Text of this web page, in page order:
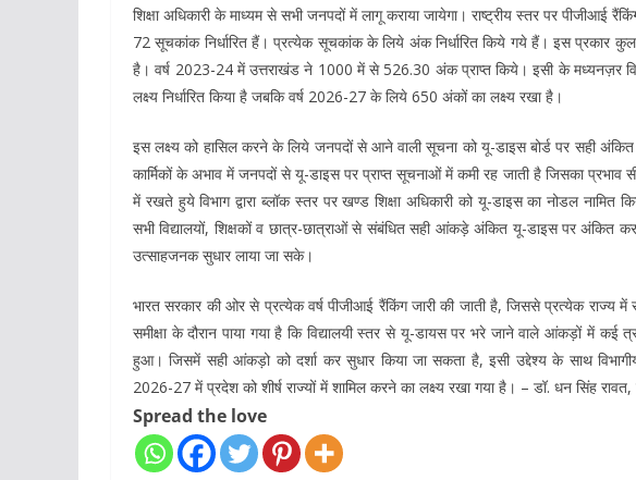
शिक्षा अधिकारी के माध्यम से सभी जनपदों में लागू कराया जायेगा। राष्ट्रीय स्तर पर
72 सूचकांक निर्धारित हैं। प्रत्येक सूचकांक के लिये अंक निर्धारित किये गये हैं। इस प्रकार कुल
है। वर्ष 2023-24 में उत्तराखंड ने 1000 में से 526.30 अंक प्राप्त किये। इसी के मध्यनज़र
लक्ष्य निर्धारित किया है जबकि वर्ष 2026-27 के लिये 650 अंकों का लक्ष्य रखा है।
इस लक्ष्य को हासिल करने के लिये जनपदों से आने वाली सूचना को यू-डाइस बोर्ड पर सही अंकित
कार्मिकों के अभाव में जनपदों से यू-डाइस पर प्राप्त सूचनाओं में कमी रह जाती है जिसका प्रभाव
में रखते हुये विभाग द्वारा ब्लॉक स्तर पर खण्ड शिक्षा अधिकारी को यू-डाइस का नोडल
सभी विद्यालयों, शिक्षकों व छात्र-छात्राओं से संबंधित सही आंकड़े अंकित यू-डाइस पर अंकित
उत्साहजनक सुधार लाया जा सके।
भारत सरकार की ओर से प्रत्येक वर्ष पीजीआई रैंकिंग जारी की जाती है, जिससे प्रत्येक राज्य में
समीक्षा के दौरान पाया गया है कि विद्यालयी स्तर से यू-डायस पर भरे जाने वाले आंकड़ों में
हुआ। जिसमें सही आंकड़ो को दर्शा कर सुधार किया जा सकता है, इसी उद्देश्य के साथ
2026-27 में प्रदेश को शीर्ष राज्यों में शामिल करने का लक्ष्य रखा गया है। – डॉ. धन सिंह रावत,
Spread the love